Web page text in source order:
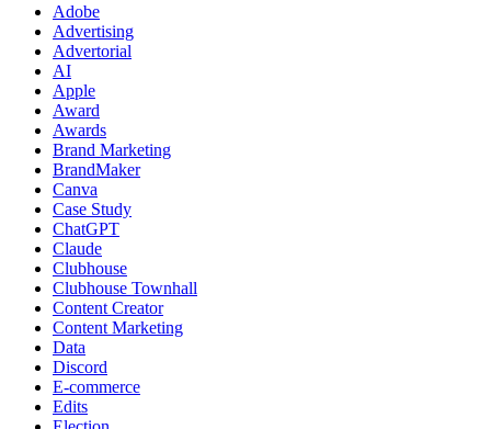
Adobe
Advertising
Advertorial
AI
Apple
Award
Awards
Brand Marketing
BrandMaker
Canva
Case Study
ChatGPT
Claude
Clubhouse
Clubhouse Townhall
Content Creator
Content Marketing
Data
Discord
E-commerce
Edits